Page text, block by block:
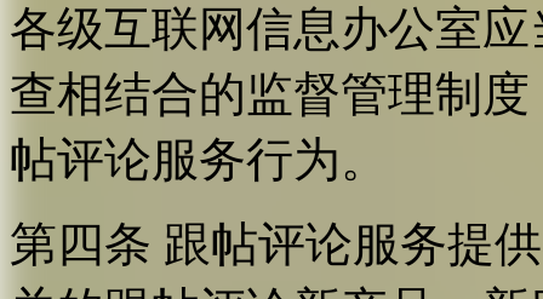
各级互联网信息办公室
查相结合的监督管理制
帖评论服务行为。
第四条 跟帖评论服务提